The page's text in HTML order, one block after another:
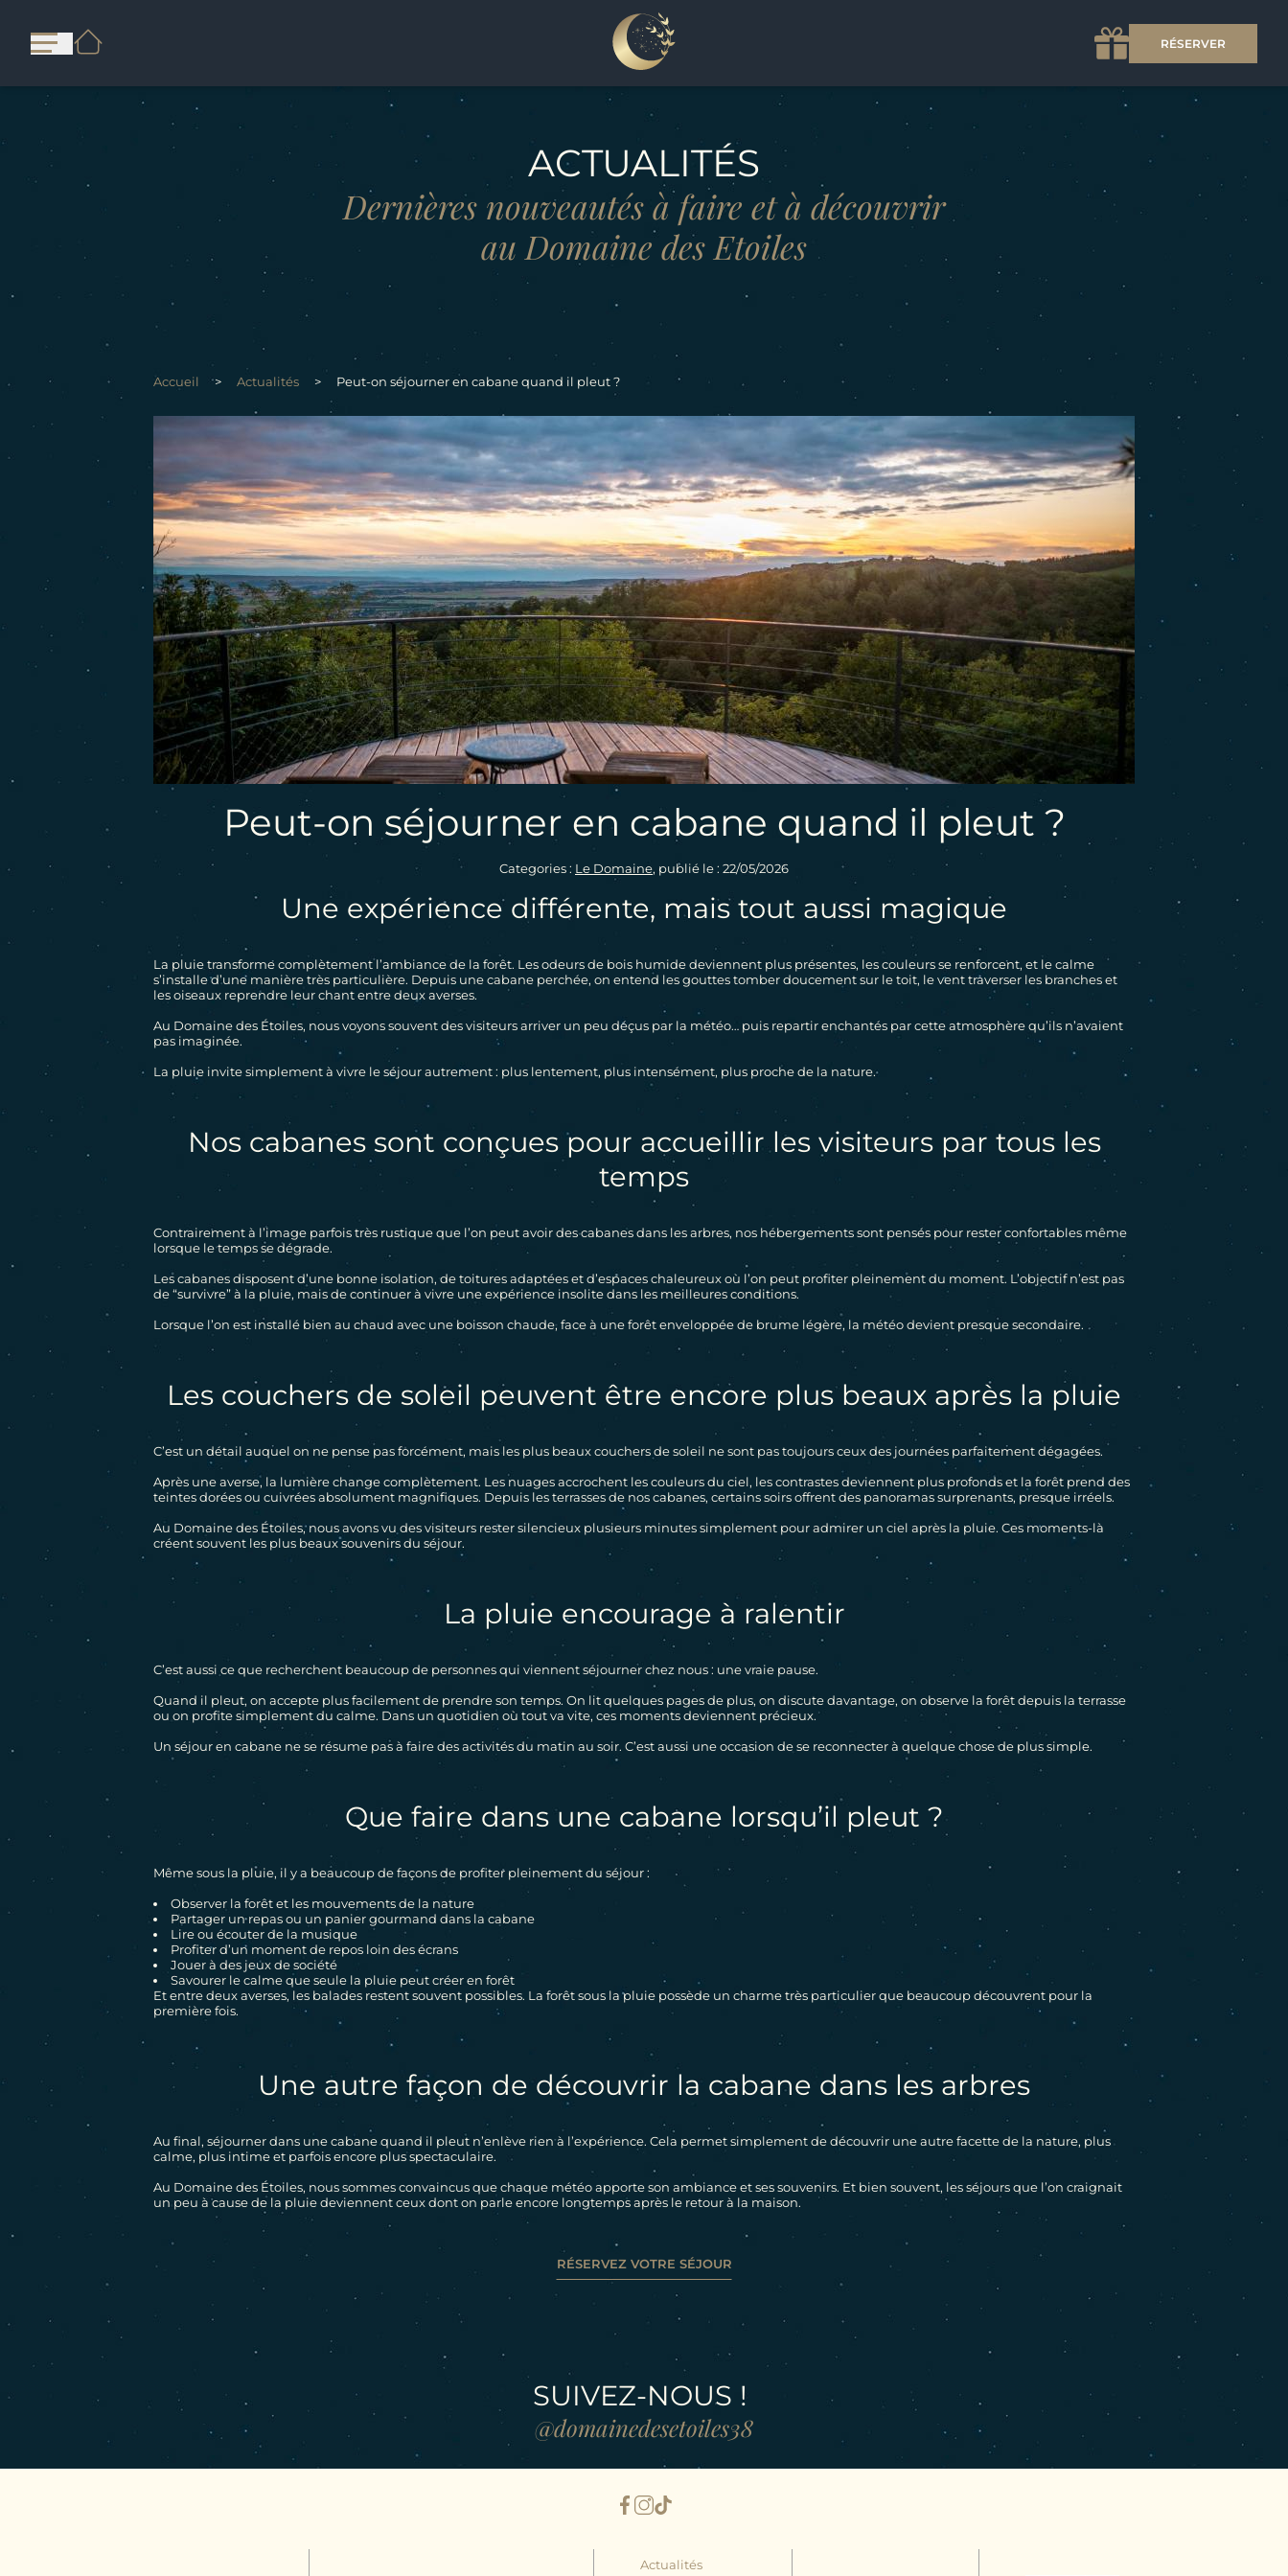
RÉSERVER
LE DOMAINE
CABANES DANS LES ARBRES SPA
GÎTES AVEC PISCINE
SERVICES PROPOSÉS SUR PLACE
ACTIVITÉS EN ISÈRE
GALERIE PHOTOS
LE DOMAINE
LOGEMENTS INSOLITES
ACTUALITÉS
Dernières nouveautés à faire et à découvrir
au Domaine des Etoiles
Accueil > Actualités > Peut-on séjourner en cabane quand il pleut ?
Peut-on séjourner en cabane quand il pleut ?
Categories : Le Domaine, publié le : 22/05/2026
Une expérience différente, mais tout aussi magique
La pluie transforme complètement l’ambiance de la forêt. Les odeurs de bois humide deviennent plus présentes, les couleurs se renforcent, et le calme
s’installe d’une manière très particulière. Depuis une cabane perchée, on entend les gouttes tomber doucement sur le toit, le vent traverser les branches et
les oiseaux reprendre leur chant entre deux averses.
Au Domaine des Étoiles, nous voyons souvent des visiteurs arriver un peu déçus par la météo… puis repartir enchantés par cette atmosphère qu’ils n’avaient
pas imaginée.
La pluie invite simplement à vivre le séjour autrement : plus lentement, plus intensément, plus proche de la nature.
Nos cabanes sont conçues pour accueillir les visiteurs par tous les
temps
Contrairement à l’image parfois très rustique que l’on peut avoir des cabanes dans les arbres, nos hébergements sont pensés pour rester confortables même
lorsque le temps se dégrade.
Les cabanes disposent d’une bonne isolation, de toitures adaptées et d’espaces chaleureux où l’on peut profiter pleinement du moment. L’objectif n’est pas
de “survivre” à la pluie, mais de continuer à vivre une expérience insolite dans les meilleures conditions.
Lorsque l’on est installé bien au chaud avec une boisson chaude, face à une forêt enveloppée de brume légère, la météo devient presque secondaire.
Les couchers de soleil peuvent être encore plus beaux après la pluie
C’est un détail auquel on ne pense pas forcément, mais les plus beaux couchers de soleil ne sont pas toujours ceux des journées parfaitement dégagées.
Après une averse, la lumière change complètement. Les nuages accrochent les couleurs du ciel, les contrastes deviennent plus profonds et la forêt prend des
teintes dorées ou cuivrées absolument magnifiques. Depuis les terrasses de nos cabanes, certains soirs offrent des panoramas surprenants, presque irréels.
Au Domaine des Étoiles, nous avons vu des visiteurs rester silencieux plusieurs minutes simplement pour admirer un ciel après la pluie. Ces moments-là
créent souvent les plus beaux souvenirs du séjour.
La pluie encourage à ralentir
C’est aussi ce que recherchent beaucoup de personnes qui viennent séjourner chez nous : une vraie pause.
Quand il pleut, on accepte plus facilement de prendre son temps. On lit quelques pages de plus, on discute davantage, on observe la forêt depuis la terrasse
ou on profite simplement du calme. Dans un quotidien où tout va vite, ces moments deviennent précieux.
Un séjour en cabane ne se résume pas à faire des activités du matin au soir. C’est aussi une occasion de se reconnecter à quelque chose de plus simple.
Que faire dans une cabane lorsqu’il pleut ?
Même sous la pluie, il y a beaucoup de façons de profiter pleinement du séjour :
Observer la forêt et les mouvements de la nature
Partager un repas ou un panier gourmand dans la cabane
Lire ou écouter de la musique
Profiter d’un moment de repos loin des écrans
Jouer à des jeux de société
Savourer le calme que seule la pluie peut créer en forêt
Et entre deux averses, les balades restent souvent possibles. La forêt sous la pluie possède un charme très particulier que beaucoup découvrent pour la
première fois.
Une autre façon de découvrir la cabane dans les arbres
Au final, séjourner dans une cabane quand il pleut n’enlève rien à l’expérience. Cela permet simplement de découvrir une autre facette de la nature, plus
calme, plus intime et parfois encore plus spectaculaire.
Au Domaine des Étoiles, nous sommes convaincus que chaque météo apporte son ambiance et ses souvenirs. Et bien souvent, les séjours que l’on craignait
un peu à cause de la pluie deviennent ceux dont on parle encore longtemps après le retour à la maison.
RÉSERVEZ VOTRE SÉJOUR
SUIVEZ-NOUS !
@domainedesetoiles38
Actualités